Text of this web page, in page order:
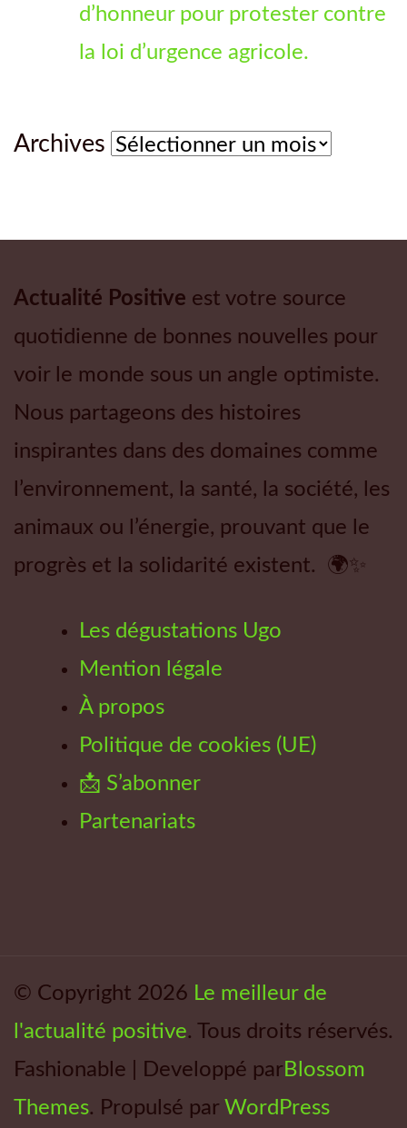
d’honneur pour protester contre
la loi d’urgence agricole.
Archives Archives
Actualité Positive est votre source
quotidienne de bonnes nouvelles pour
voir le monde sous un angle optimiste.
Nous partageons des histoires
inspirantes dans des domaines comme
l’environnement, la santé, la société, les
animaux ou l’énergie, prouvant que le
progrès et la solidarité existent. 🌍✨
Les dégustations Ugo
Mention légale
À propos
Politique de cookies (UE)
📩 S’abonner
Partenariats
© Copyright 2026 Le meilleur de
l'actualité positive. Tous droits réservés.
Fashionable | Developpé par Blossom
Themes. Propulsé par WordPress